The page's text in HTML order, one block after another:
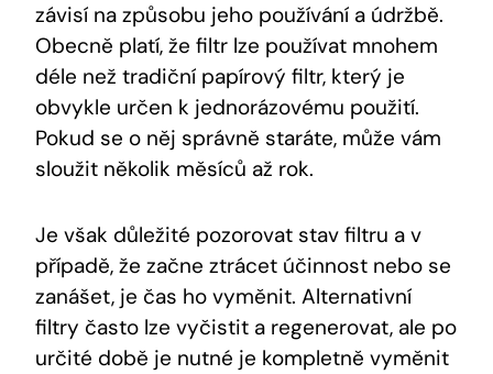
závisí na způsobu jeho používání a údržbě.
Obecně platí, že filtr lze používat mnohem
déle než tradiční papírový filtr, který je
obvykle určen k jednorázovému použití.
Pokud se o něj správně staráte, může vám
sloužit několik měsíců až rok.
Je však důležité pozorovat stav filtru a v
případě, že začne ztrácet účinnost nebo se
zanášet, je čas ho vyměnit. Alternativní
filtry často lze vyčistit a regenerovat, ale po
určité době je nutné je kompletně vyměnit